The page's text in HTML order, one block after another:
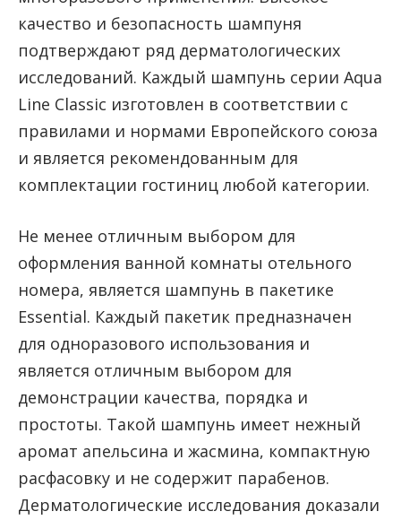
качество и безопасность шампуня
подтверждают ряд дерматологических
исследований. Каждый шампунь серии Aqua
Line Classic изготовлен в соответствии с
правилами и нормами Европейского союза
и является рекомендованным для
комплектации гостиниц любой категории.
Не менее отличным выбором для
оформления ванной комнаты отельного
номера, является шампунь в пакетике
Essential. Каждый пакетик предназначен
для одноразового использования и
является отличным выбором для
демонстрации качества, порядка и
простоты. Такой шампунь имеет нежный
аромат апельсина и жасмина, компактную
расфасовку и не содержит парабенов.
Дерматологические исследования доказали